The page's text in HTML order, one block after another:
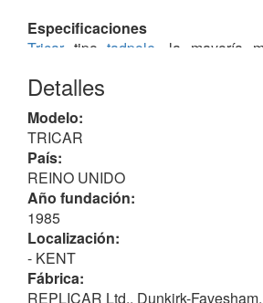
Especificaciones
Tricartipotadpole , la mayoría
en el lado izquierdo de la
transmisión por engranajes,
vidrio reforzado que se montaba
acero tubular, en versiones con
puertas / ventanillas a media
puertas con apertura en "alas de
Diseñado para no sobrepasar los
estaba clasificado como
de combustible de unos 3.2 L/
dirección era central, respecto al
Detalles
Modelo:
TRICAR
País:
REINO UNIDO
Año fundación:
1985
Localización:
- KENT
Fábrica:
REPLICAR Ltd., Dunkirk-